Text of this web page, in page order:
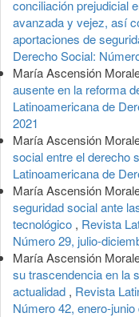
conciliación prejudicial
avanzada y vejez, así
aportaciones de
Derecho Social:
María Ascensión
ausente en la reforma
Latinoamericana de
2021
María Ascensión
social entre el derecho
Latinoamericana de
María Ascensión
seguridad social ante
tecnológico , Revista
Número 29, julio-
María Ascensión
su trascendencia en la
actualidad , Revista
Número 42, enero-